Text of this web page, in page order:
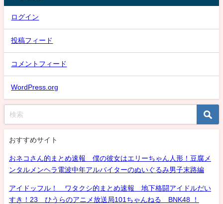
ログイン
投稿フィード
コメントフィード
WordPress.org
おすすめサイト
おネコさん的まとめ速報 僕の彼女はエリーちゃん人形！豆腐メ
ンタルメンヘラ電波中年アルバイターのぬいぐるみ男子末路編
アイドッフル！ ワタクシ的まとめ速報 地下格闘アイドルだい
すき！23 ひうらのアニメ放送局101ちゃんねる BNK48 ！